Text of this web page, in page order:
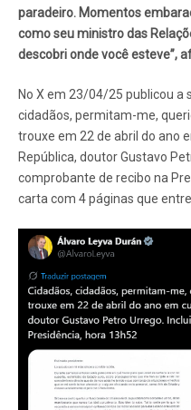
paradeiro. Momentos
como seu ministro das
descobri onde você esteve”,
No X em 23/04/25 publicou a
cidadãos, permitam-me,
trouxe em 22 de abril do ano
República, doutor Gustavo
comprobante de recibo na
carta com 4 páginas que